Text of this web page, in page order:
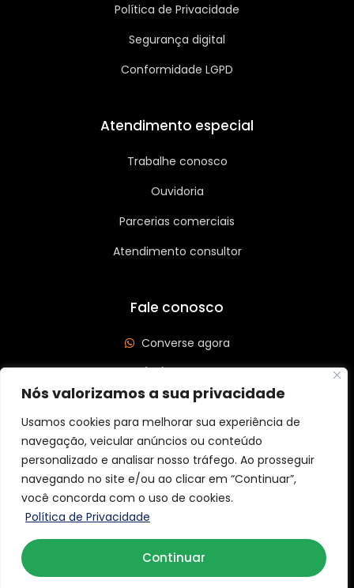
Nós valorizamos a sua privacidade
Usamos cookies para melhorar sua experiência de
navegação, veicular anúncios ou conteúdo
personalizado e analisar nosso tráfego. Ao prosseguir
navegando no site e/ou ao clicar em “Continuar”,
você concorda com o uso de cookies.
Política de Privacidade
Continuar
Política de Privacidade
Segurança digital
Conformidade LGPD
Atendimento especial
Trabalhe conosco
Ouvidoria
Parcerias comerciais
Atendimento consultor
Fale conosco
Converse agora
(62) 3626-3208
Av. Leste Oeste, Qd 562 Lt 03, St São José, Goiânia/GO
CEP: 74440-185
Copyright © 2026 Aider Graff. Todos os direitos reservados.